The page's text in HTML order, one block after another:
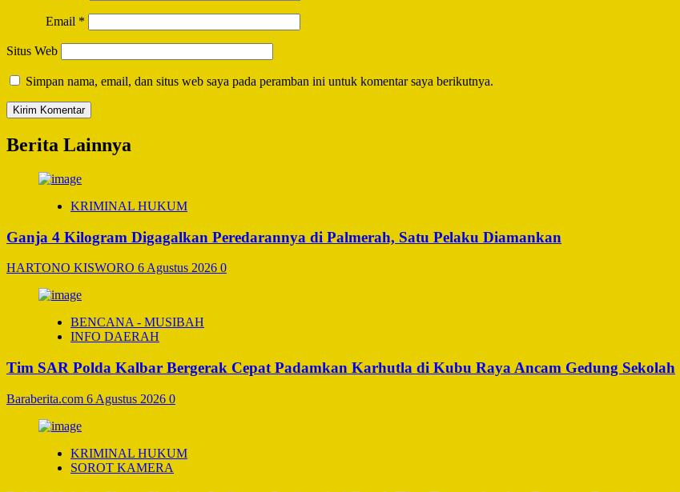
Email *
Situs Web
Simpan nama, email, dan situs web saya pada peramban ini untuk komentar saya berikutnya.
Berita Lainnya
KRIMINAL HUKUM
Ganja 4 Kilogram Digagalkan Peredarannya di Palmerah, Satu Pelaku Diamankan
HARTONO KISWORO 6 Agustus 2026 0
BENCANA - MUSIBAH
INFO DAERAH
Tim SAR Polda Kalbar Bergerak Cepat Padamkan Karhutla di Kubu Raya Ancam Gedung Sekolah
Baraberita.com 6 Agustus 2026 0
KRIMINAL HUKUM
SOROT KAMERA